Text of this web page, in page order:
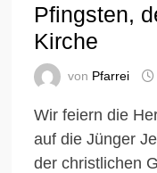
Pfingsten,
Kirche
von Pfarrei
Wir feiern die
auf die Jünger
der christlichen